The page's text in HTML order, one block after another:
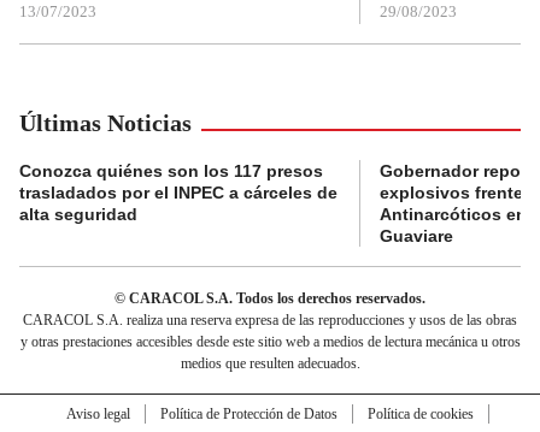
13/07/2023 29/08/2023
Últimas Noticias
Conozca quiénes son los 117 presos
trasladados por el INPEC a cárceles de
alta seguridad
Gobernador
explosivos frente a
Antinarcóticos en
Guaviare
© CARACOL S.A. Todos los derechos reservados.
CARACOL S.A. realiza una reserva expresa de las reproducciones y usos de las obras
y otras prestaciones accesibles desde este sitio web a medios de lectura mecánica u otros
medios que resulten adecuados.
Aviso legal Política de Protección de Datos
Política de cookies